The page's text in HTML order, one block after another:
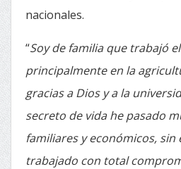
nacionales.
“Soy de familia que trabajó
principalmente en la
gracias a Dios y a la
secreto de vida he pasado
familiares y económicos, sin
trabajado con total